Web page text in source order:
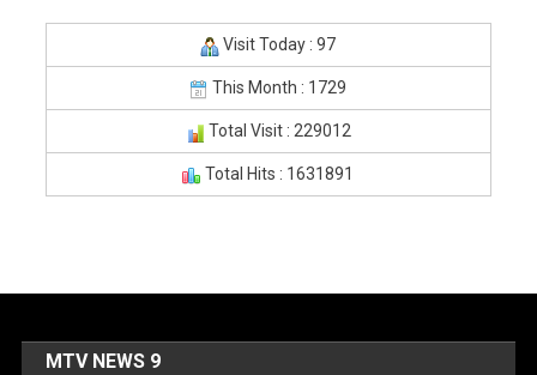
Visit Today : 97
This Month : 1729
Total Visit : 229012
Total Hits : 1631891
MTV NEWS 9